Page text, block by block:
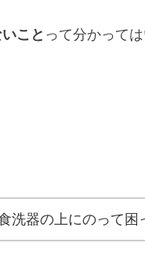
こと って分かっては
洗器の上にのって